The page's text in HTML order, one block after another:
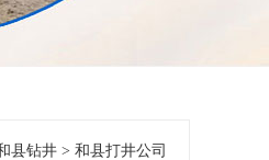
县钻井 > 和县打井公司